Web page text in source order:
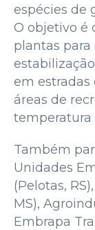
espécies de
O objetivo é
plantas
em estradas
áreas de
temperatura
Também
Unidades
(Pelotas,
MS),
Embrapa